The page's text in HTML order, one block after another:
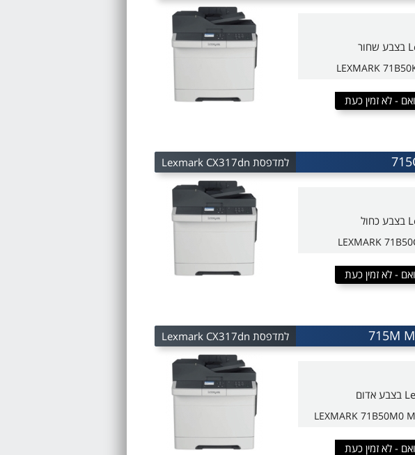
LEXMARK
- לא זמין כעת
למדפסת Lexmark CX317dn
LEXMARK
- לא זמין כעת
למדפסת Lexmark CX317dn
LEXMARK 71B50M0
- לא זמין כעת